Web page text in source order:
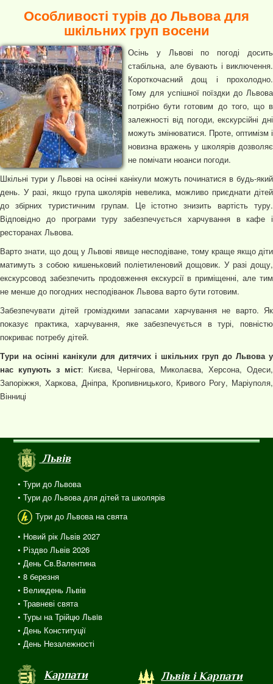
Особливості турів до Львова для
шкільних груп восени
Осінь у Львові по погоді досить
стабільна, але бувають і виключення.
Короткочасний дощ і прохолодно.
Тому для успішної поїздки до Львова
потрібно бути готовим до того, що в
залежності від погоди, екскурсійні дні
можуть змінюватися. Проте, оптимізм і
новизна вражень у школярів дозволяє
не помічати нюанси погоди.
Шкільні тури у Львові на осінні канікули можуть починатися в будь-який
день. У разі, якщо група школярів невелика, можливо приєднати дітей
до збірних туристичним групам. Це істотно знизить вартість туру.
Відповідно до програми туру забезпечується харчування в кафе і
ресторанах Львова.
Варто знати, що дощ у Львові явище несподіване, тому краще якщо діти
матимуть з собою кишеньковий поліетиленовий дощовик. У разі дощу,
екскурсовод забезпечить продовження екскурсії в приміщенні, але тим
не менше до погодних несподіванок Львова варто бути готовим.
Забезпечувати дітей громіздкими запасами харчування не варто. Як
показує практика, харчування, яке забезпечується в турі, повністю
покриває потребу дітей.
Тури на осінні канікули для дитячих і шкільних груп до Львова у
нас купують з міст: Києва, Чернігова, Миколаєва, Херсона, Одеси,
Запоріжжя, Харкова, Дніпра, Кропивницького, Кривого Рогу, Маріуполя,
Вінниці
Львів
• Тури до Львова
• Тури до Львова для дітей та школярів
Тури до Львова на свята
• Новий рік Львів 2027
• Різдво Львів 2026
• День Св.Валентина
• 8 березня
• Великдень Львів
• Травневі свята
• Туры на Трійцю Львiв
• День Конституції
• День Незалежності
Карпати Львів і Карпати